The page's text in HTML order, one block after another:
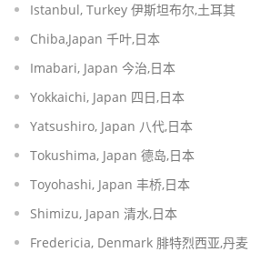
Istanbul, Turkey 伊斯坦布尔,土耳其
Chiba,Japan 千叶,日本
Imabari, Japan 今治,日本
Yokkaichi, Japan 四日,日本
Yatsushiro, Japan 八代,日本
Tokushima, Japan 德岛,日本
Toyohashi, Japan 丰桥,日本
Shimizu, Japan 清水,日本
Fredericia, Denmark 腓特烈西亚,丹麦